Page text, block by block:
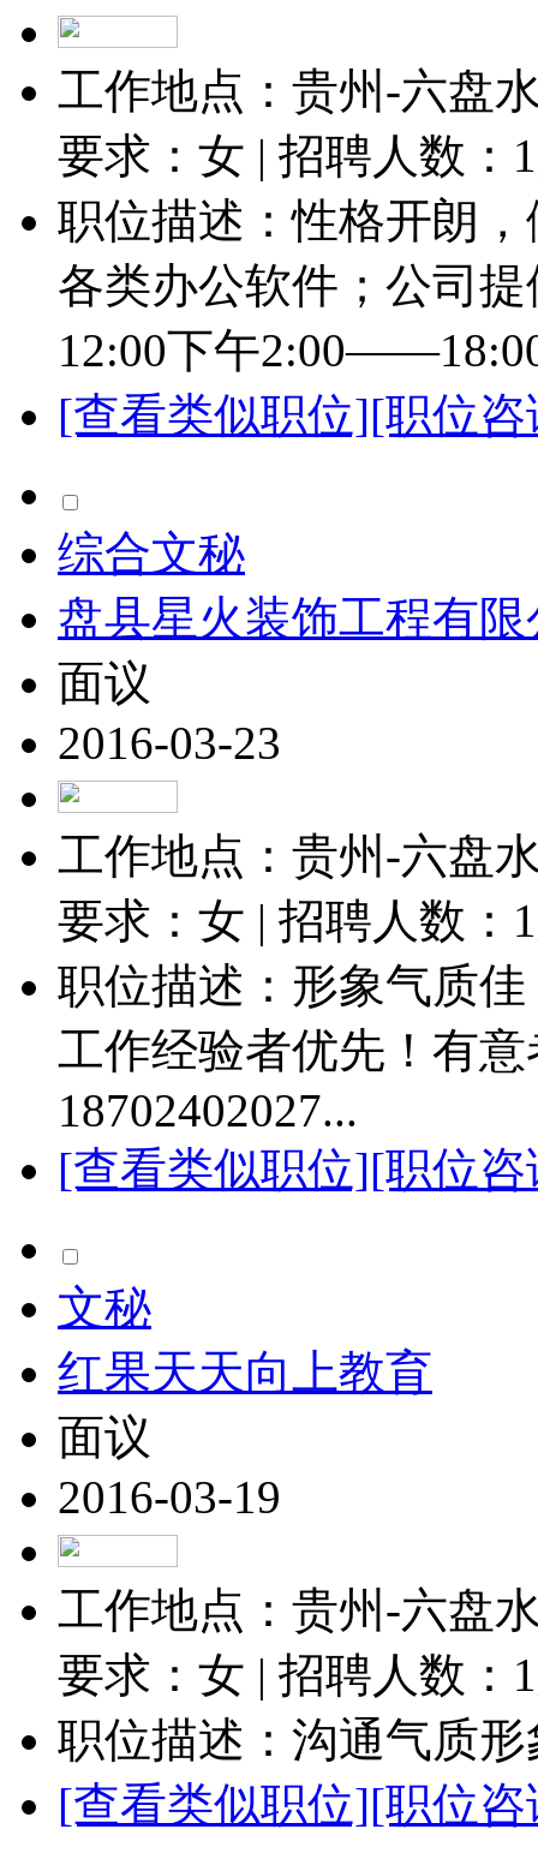
工作地点：贵州-六盘
要求：女 | 招聘人数： 1
职位描述：性格开朗
各类办公软件；公司
12:00下午
[查看类似职位][职位
综合文秘
盘县星火装饰工程有限
面议
2016-03-23
工作地点：贵州-六盘
要求：女 | 招聘人数： 1
职位描述：形象气质
工作经验者优先！有意
18702402027...
[查看类似职位][职位
文秘
红果天天向上教育
面议
2016-03-19
工作地点：贵州-六盘
要求：女 | 招聘人数： 1
职位描述：沟通气质
[查看类似职位][职位